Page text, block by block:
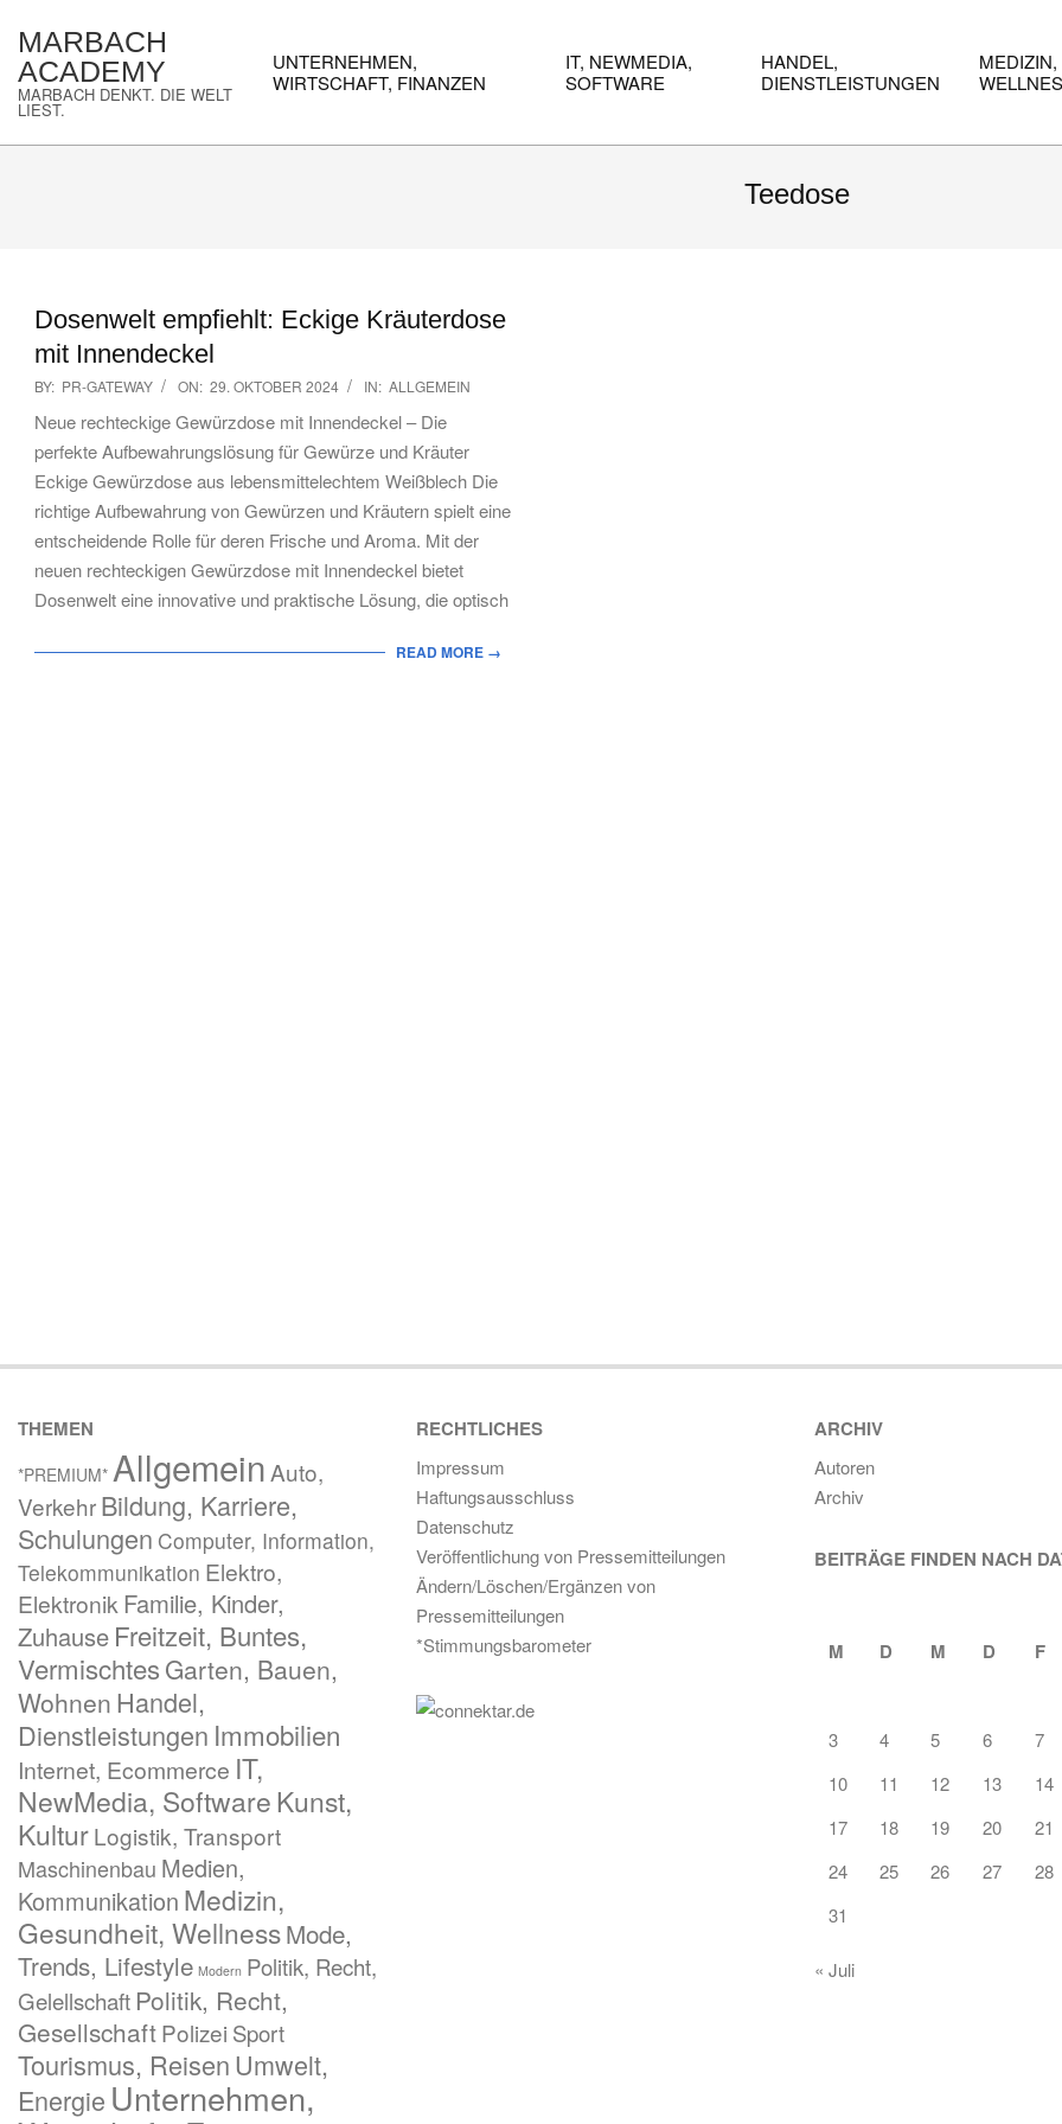
content
MARBACH
ACADEMY
MARBACH DENKT. DIE WELT
LIEST.
Navigation
UNTERNEHMEN,
WIRTSCHAFT, FINANZEN
IT, NEWMEDIA,
SOFTWARE
HANDEL,
DIENSTLEISTUNGEN
Teedose
Dosenwelt empfiehlt: Eckige Kräuterdose
mit Innendeckel
2024-
10-
29
BY: PR-GATEWAY ON: 29. OKTOBER 2024 IN: ALLGEMEIN
Neue rechteckige Gewürzdose mit Innendeckel – Die
perfekte Aufbewahrungslösung für Gewürze und Kräuter
Eckige Gewürzdose aus lebensmittelechtem Weißblech Die
richtige Aufbewahrung von Gewürzen und Kräutern spielt eine
entscheidende Rolle für deren Frische und Aroma. Mit der
neuen rechteckigen Gewürzdose mit Innendeckel bietet
Dosenwelt eine innovative und praktische Lösung, die optisch
READ MORE →
THEMEN
*PREMIUM* Allgemein Auto,
VerkehrBildung, Karriere,
Schulungen Computer, Information,
Telekommunikation Elektro,
Elektronik Familie, Kinder,
Zuhause Freitzeit, Buntes,
Vermischtes Garten, Bauen,
Wohnen Handel,
Dienstleistungen Immobilien
Internet, Ecommerce IT,
NewMedia, SoftwareKunst,
KulturLogistik, Transport
Maschinenbau Medien,
Kommunikation Medizin,
Gesundheit, WellnessMode,
Trends, Lifestyle Modern Politik, Recht,
Gelellschaft Politik, Recht,
GesellschaftPolizei Sport
Tourismus, Reisen Umwelt,
Energie Unternehmen,
RECHTLICHES
Impressum
Haftungsausschluss
Datenschutz
Veröffentlichung von Pressemitteilungen
Ändern/Löschen/Ergänzen von
Pressemitteilungen
*Stimmungsbarometer
ARCHIV
Autoren
Archiv
BEITRÄGE FINDEN NACH
M D M D F
3 4 5 6
7
10
11 12 13
14
17
18 19 20
21
24
25 26 27
28
31
« Juli